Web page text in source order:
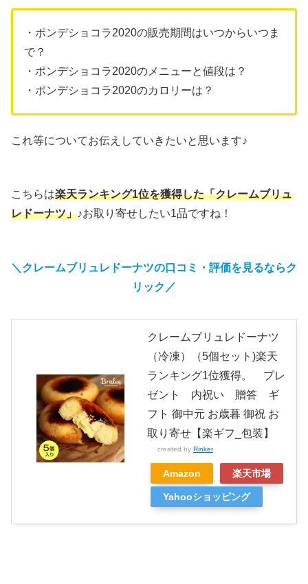
・ポンデショコラ2020の販売期間はいつからいつま
で？
・ポンデショコラ2020のメニューと値段は？
・ポンデショコラ2020のカロリーは？
これ等についてお伝えしていきたいと思います♪
こちらは楽天ランキング1位を獲得した「クレームブリュ
レドーナツ」♪お取り寄せしたい1品ですね！
＼クレームブリュレドーナツの口コミ・評価を見るならク
リック／
クレームブリュレドーナツ
（冷凍）（5個セット)楽天
ランキング1位獲得。 プレ
ゼント 内祝い 贈答 ギ
フト 御中元 お歳暮 御祝 お
取り寄せ【楽ギフ_包装】
created by Rinker
Amazon 楽天市場
Yahooショッピング